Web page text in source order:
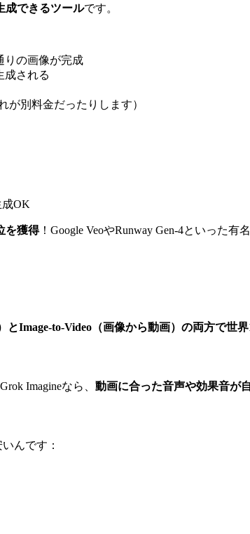
成できるツールです。
りの画像が完成
成される
が別料金だったりします）
OK
を獲得！Google VeoやRunway Gen-4といった
とImage-to-Video（画像から動画）の両方で世
Imagineなら、 動画に合った音声や効果音が
んです：